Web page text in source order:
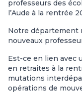
professeurs des
l’Aude à la rentrée
Notre département
nouveaux
Est-ce en lien avec
en retraites à la
mutations
opérations de